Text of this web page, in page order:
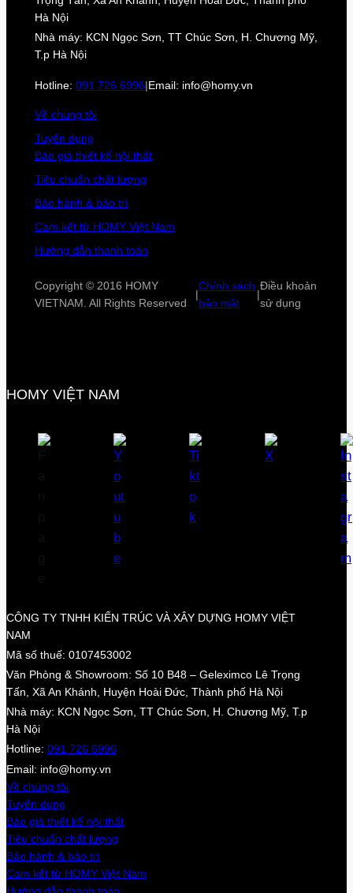
Hà Nội
Nhà máy: KCN Ngọc Sơn, TT Chúc Sơn, H. Chương Mỹ,
T.p Hà Nội
Hotline: 091 726 6996|Email: info@homy.vn
Về chúng tôi
Tuyển dụng
Báo giá thiết kế nội thất
Tiêu chuẩn chất lượng
Bảo hành & bảo trì
Cam kết từ HOMY Việt Nam
Hướng dẫn thanh toán
Copyright © 2016 HOMY
VIETNAM. All Rights Reserved
|
Chính sách
bảo mật
|
Điều khoản
sử dụng
HOMY VIỆT NAM
CÔNG TY TNHH KIẾN TRÚC VÀ XÂY DỰNG HOMY VIỆT
NAM
Mã số thuế: 0107453002
Văn Phòng & Showroom: Số 10 B48 – Geleximco Lê Trọng
Tấn, Xã An Khánh, Huyện Hoài Đức, Thành phố Hà Nội
Nhà máy: KCN Ngọc Sơn, TT Chúc Sơn, H. Chương Mỹ, T.p
Hà Nội
Hotline: 091 726 6996
Email: info@homy.vn
Về chúng tôi
Tuyển dụng
Báo giá thiết kế nội thất
Tiêu chuẩn chất lượng
Bảo hành & bảo trì
Cam kết từ HOMY Việt Nam
Hướng dẫn thanh toán